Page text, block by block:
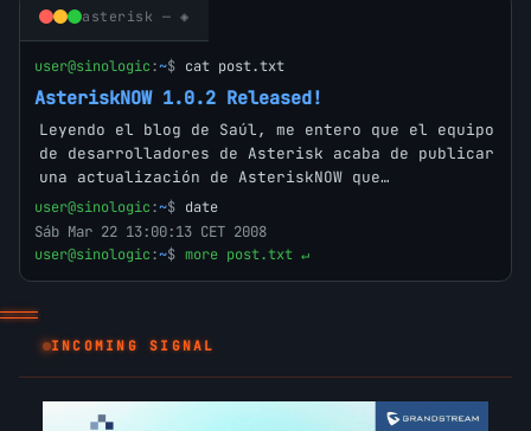
asterisk — ◈
user@sinologic:~$ cat post.txt
AsteriskNOW 1.0.2 Released!
Leyendo el blog de Saúl, me entero que el equipo
de desarrolladores de Asterisk acaba de publicar
una actualización de AsteriskNOW que…
user@sinologic:~$ date
Sáb Mar 22 13:00:13 CET 2008
user@sinologic:~$ more post.txt ↵
INCOMING SIGNAL